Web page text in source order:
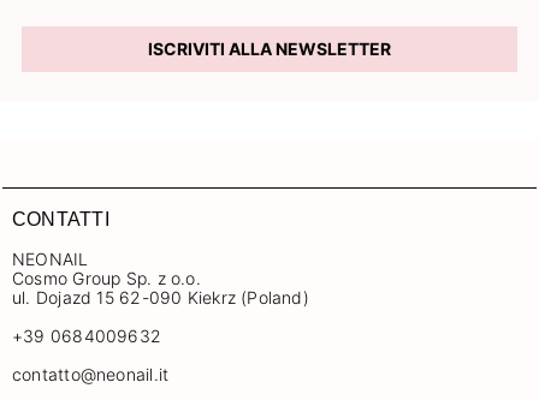
ISCRIVITI ALLA NEWSLETTER
CONTATTI
NEONAIL
Cosmo Group Sp. z o.o.
ul. Dojazd 15 62-090 Kiekrz (Poland)
+39 0684009632
contatto@neonail.it